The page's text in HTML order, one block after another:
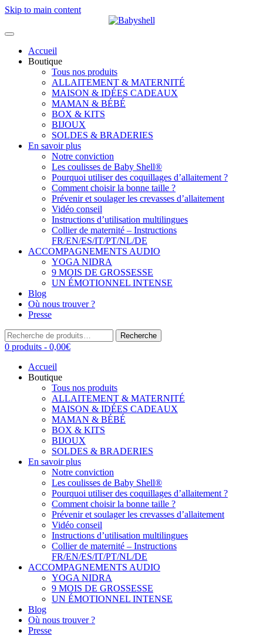
Skip to main content
Accueil
Boutique
Tous nos produits
ALLAITEMENT & MATERNITÉ
MAISON & IDÉES CADEAUX
MAMAN & BÉBÉ
BOX & KITS
BIJOUX
SOLDES & BRADERIES
En savoir plus
Notre conviction
Les coulisses de Baby Shell®
Pourquoi utiliser des coquillages d’allaitement ?
Comment choisir la bonne taille ?
Prévenir et soulager les crevasses d’allaitement
Vidéo conseil
Instructions d’utilisation multilingues
Collier de maternité – Instructions
FR/EN/ES/IT/PT/NL/DE
ACCOMPAGNEMENTS AUDIO
YOGA NIDRA
9 MOIS DE GROSSESSE
UN ÉMOTIONNEL INTENSE
Blog
Où nous trouver ?
Presse
Recherche
pour :
Recherche
0 produits - 0,00€
Accueil
Boutique
Tous nos produits
ALLAITEMENT & MATERNITÉ
MAISON & IDÉES CADEAUX
MAMAN & BÉBÉ
BOX & KITS
BIJOUX
SOLDES & BRADERIES
En savoir plus
Notre conviction
Les coulisses de Baby Shell®
Pourquoi utiliser des coquillages d’allaitement ?
Comment choisir la bonne taille ?
Prévenir et soulager les crevasses d’allaitement
Vidéo conseil
Instructions d’utilisation multilingues
Collier de maternité – Instructions
FR/EN/ES/IT/PT/NL/DE
ACCOMPAGNEMENTS AUDIO
YOGA NIDRA
9 MOIS DE GROSSESSE
UN ÉMOTIONNEL INTENSE
Blog
Où nous trouver ?
Presse